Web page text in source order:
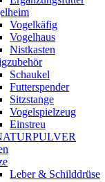
Vogelkäfig
Vogelhaus
Nistkasten
Schaukel
Futterspender
Sitzstange
Vogelspielzeug
Einstreu
Leber & Schilddrüse